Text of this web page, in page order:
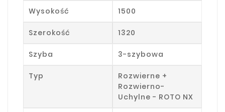
Wysokość 1500
Szerokość 1320
Szyba 3-szybowa
Typ
Rozwierne +
Rozwierno-
Uchylne - ROTO NX